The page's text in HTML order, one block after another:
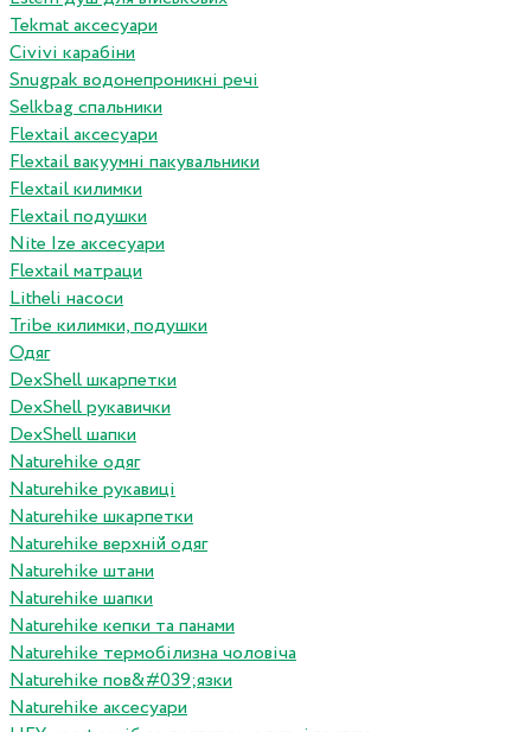
Tekmat аксесуари
Сivivi карабіни
Snugpak водонепроникні речі
Selkbag спальники
Flextail аксесуари
Flextail вакуумні пакувальники
Flextail килимки
Flextail подушки
Nite Ize аксесуари
Flextail матраци
Litheli насоси
Tribe килимки, подушки
Одяг
DexShell шкарпетки
DexShell рукавички
DexShell шапки
Naturehike одяг
Naturehike рукавиці
Naturehike шкарпетки
Naturehike верхній одяг
Naturehike штани
Naturehike шапки
Naturehike кепки та панами
Naturehike термобілизна чоловіча
Naturehike пов&#039;язки
Naturehike аксесуари